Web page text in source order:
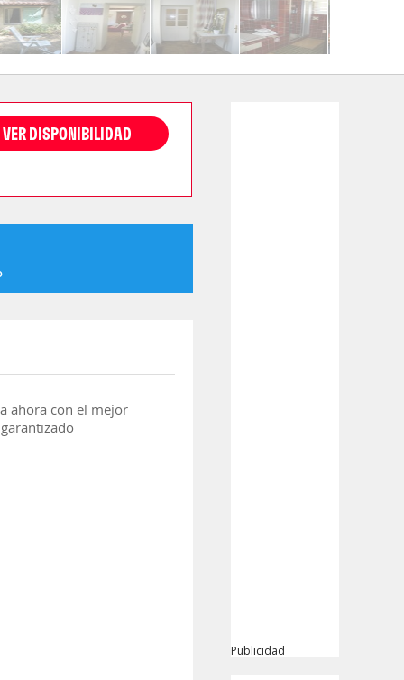
VER DISPONIBILIDAD
ahora con el mejor
Publicidad